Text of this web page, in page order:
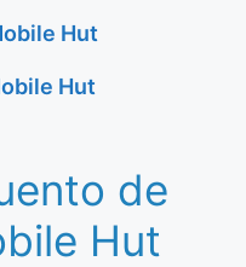
Hut
Hut
de
Hut